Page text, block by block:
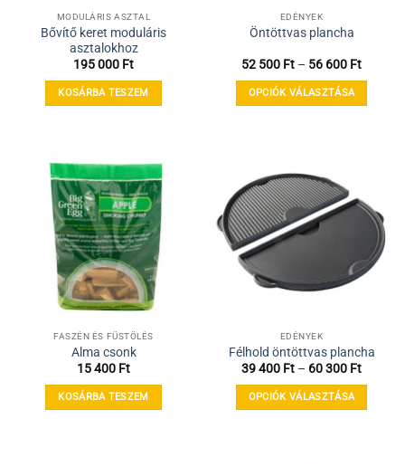
MODULÁRIS ASZTAL
Bővítő keret moduláris
asztalokhoz
195 000 Ft
KOSÁRBA TESZEM
EDÉNYEK
Öntöttvas plancha
52 500 Ft – 56 600 Ft
56
OPCIÓK VÁLASZTÁSA
több
variációja
van.
A
termékoldalon
FASZÉN ÉS FÜSTÖLÉS
Alma csonk
15 400 Ft
KOSÁRBA TESZEM
EDÉNYEK
Félhold öntöttvas plancha
39 400 Ft – 60 300 Ft
60
OPCIÓK VÁLASZTÁSA